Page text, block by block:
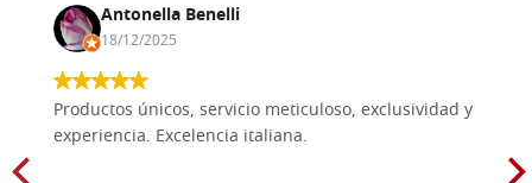
Antonella Benelli
18/12/2025
Productos únicos, servicio meticuloso, exclusividad y
experiencia. Excelencia italiana.